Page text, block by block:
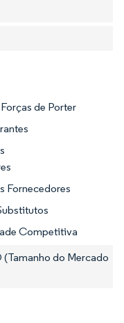
de Porter
Fornecedores
Competitiva
do Mercado